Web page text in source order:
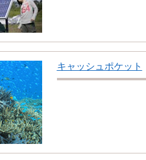
キャッシュポケット